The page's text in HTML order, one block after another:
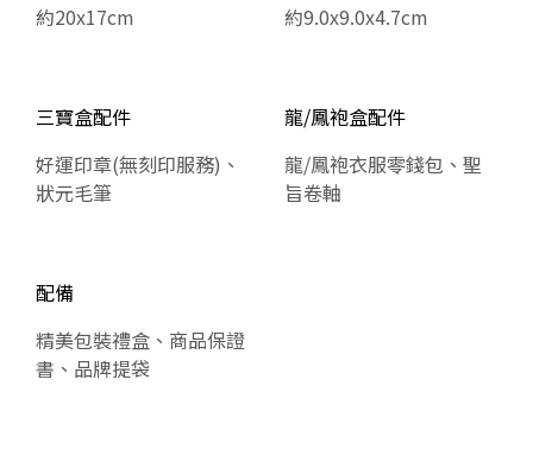
約20x17cm
約9.0x9.0x4.7cm
三寶盒配件
好運印章(無刻印服務)、
狀元毛筆
龍/鳳袍盒配件
龍/鳳袍衣服零錢包、聖
旨卷軸
配備
精美包裝禮盒、商品保證
書、品牌提袋